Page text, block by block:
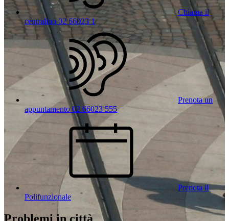
Chiama il
centralino 02 66023 1
Prenota un
appuntamento 02 66023 555
Prenota il
Polifunzionale